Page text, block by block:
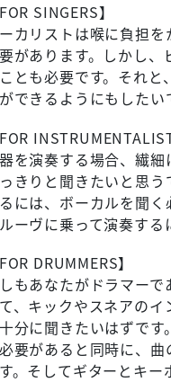
FOR SINGERS】
カリストは喉に負担
があります。しかし
とも必要です。それ
できるようにもしたい
FOR
を演奏する場合、繊
きりと聞きたいと思
には、ボーカルを聞
ーヴに乗って演奏する
FOR DRUMMERS】
もあなたがドラマー
、キックやスネアの
分に聞きたいはずで
要があると同時に、
。そしてギターとキー